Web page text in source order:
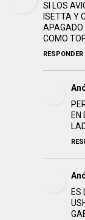
SI LOS
ISETTA Y
APAGADO
COMO
RESPONDER
EN
ES